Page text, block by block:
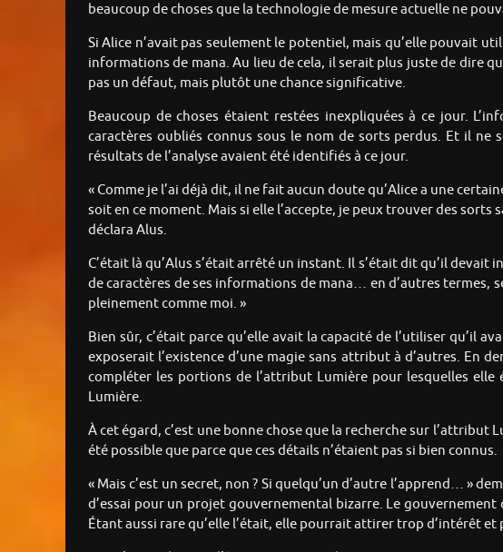
beaucoup de choses que la technologie de mesure actuelle ne
Si Alice n’avait pas seulement le potentiel, mais qu’elle pouvait
informations de mana. Au lieu de cela, il serait plus juste de dire
pas un défaut, mais plutôt une chance significative.
Beaucoup de choses étaient restées inexpliquées à ce jour.
caractères oubliés connus sous le nom de sorts perdus. Et il ne
résultats de l’analyse avaient été identifiés à ce jour.
« Comme je l’ai déjà dit, il ne fait aucun doute qu’Alice a une
soit en ce moment. Mais si elle l’accepte, je peux trouver des
déclara Alus.
C’était là qu’Alus s’était arrêté un instant. Il s’était dit qu’il devait
de caractères de ses informations de mana… en d’autres
pleinement comme moi. »
Bien sûr, c’était parce qu’elle avait la capacité de l’utiliser qu’il
exposerait l’existence d’une magie sans attribut à d’autres. En
compléter les portions de l’attribut Lumière pour lesquelles
Lumière.
À cet égard, c’est une bonne chose que la recherche sur
été possible que parce que ces détails n’étaient pas si bien connus.
« Mais c’est un secret, non ? Si quelqu’un d’autre l’apprend… »
d’essai pour un projet gouvernemental bizarre. Le
Étant aussi rare qu’elle l’était, elle pourrait attirer trop d’intérêt